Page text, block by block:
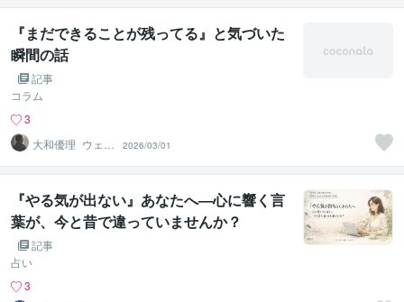
『まだできることが残ってる』と気づいた
瞬間の話
記事
コラム
3
大和優理_ウェル
ネスパートナー
2026/03/01
『やる気が出ない』あなたへ―心に響く言
葉が、今と昔で違っていませんか？
記事
占い
3